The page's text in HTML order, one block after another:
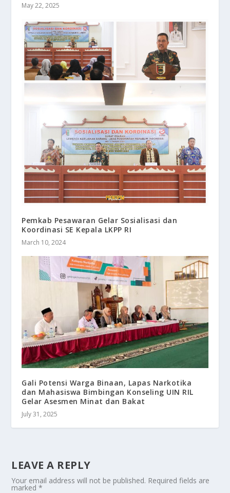
May 22, 2025
Pemkab Pesawaran Gelar Sosialisasi dan
Koordinasi SE Kepala LKPP RI
March 10, 2024
Gali Potensi Warga Binaan, Lapas Narkotika
dan Mahasiswa Bimbingan Konseling UIN RIL
Gelar Asesmen Minat dan Bakat
July 31, 2025
LEAVE A REPLY
Your email address will not be published. Required fields are
marked*